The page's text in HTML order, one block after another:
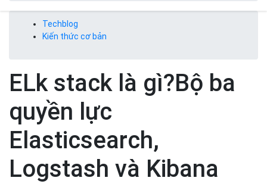
Techblog
Kiến thức cơ bản
ELk stack là gì?Bộ ba
quyền lực
Elasticsearch,
Logstash và Kibana